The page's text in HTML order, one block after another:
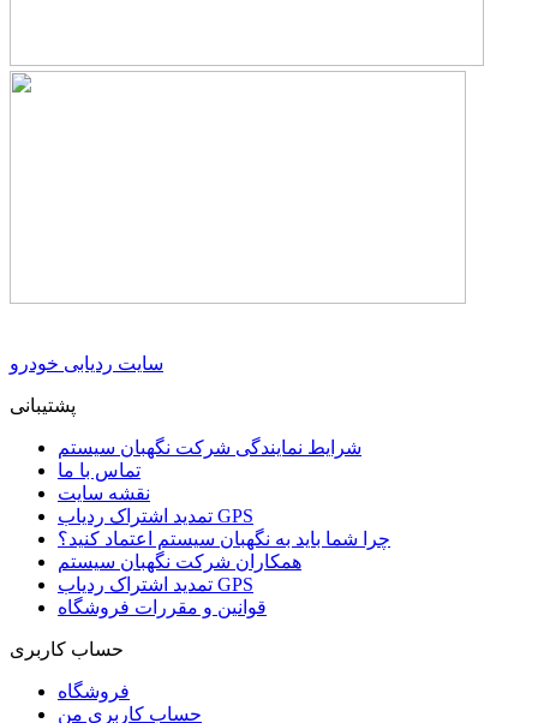
سایت ردیابی خودرو
پشتیبانی
شرایط نمایندگی شرکت نگهبان سیستم
تماس با ما
نقشه سایت
تمدید اشتراک ردیاب GPS
چرا شما باید به نگهبان سیستم اعتماد کنید؟
همکاران شرکت نگهبان سیستم
تمدید اشتراک ردیاب GPS
قوانین و مقررات فروشگاه
حساب کاربری
فروشگاه
حساب کاربری من